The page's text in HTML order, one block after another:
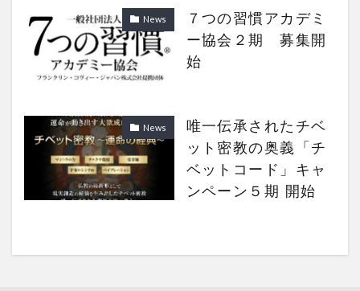
News
７つの習慣アカデミ
ー協会２期 募集開
始
News
唯一伝承されたチベ
ット密教の奥義「チ
ベットコード」キャ
ンペーン５期 開始